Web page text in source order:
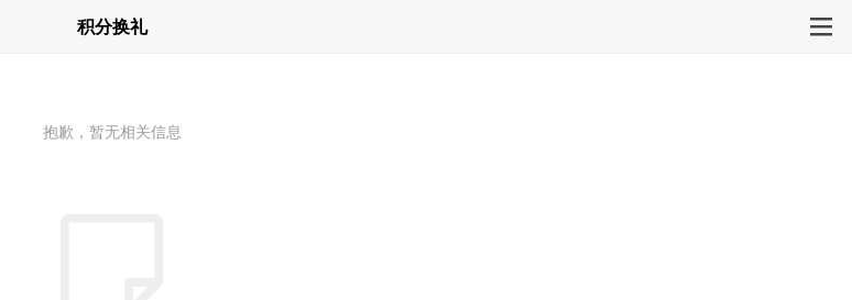
积分换礼
抱歉，暂无相关信息